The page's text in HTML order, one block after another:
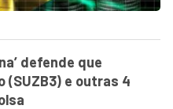
defende que
(SUZB3) e outras 4